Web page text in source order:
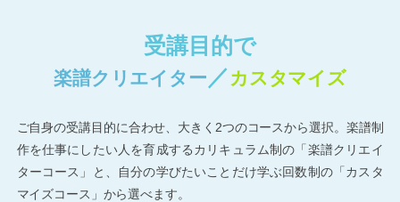
受講目的で
楽譜クリエイター ／ カスタマイズ
ご自身の受講目的に合わせ、大きく2つのコースから選択。楽譜制
作を仕事にしたい人を育成するカリキュラム制の「楽譜クリエイ
ターコース」と、自分の学びたいことだけ学ぶ回数制の「カスタ
マイズコース」から選べます。